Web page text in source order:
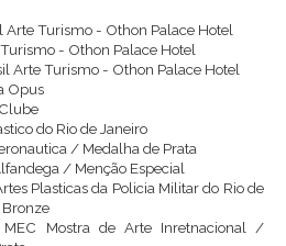
Arte Turismo - Othon Palace Hotel
- Othon Palace Hotel
Arte Turismo - Othon Palace Hotel
Opus
do Rio de Janeiro
/ Medalha de Prata
/ Menção Especial
Plasticas da Policia Militar do Rio de
Mostra de Arte Inretnacional /